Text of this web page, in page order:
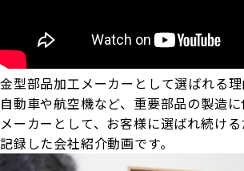
金型部品加工メーカーとして選ばれる理
自動車や航空機など、重要部品の製造
メーカーとして、お客様に選ばれ続け
記録した会社紹介動画です。